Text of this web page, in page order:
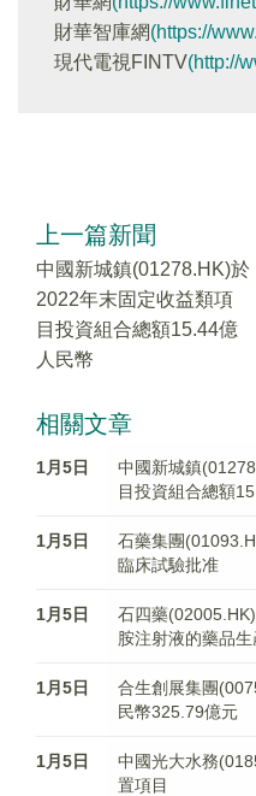
財華智庫網(https://
現代電視FINTV(http://
上一篇新聞
中國新城鎮(01278.HK)於
2022年末固定收益類項
目投資組合總額15.44億
人民幣
相關文章
1月5日
中國新城鎮
目投資組合總額
1月5日
石藥集團
臨床試驗批准
1月5日
石四藥
胺注射液的藥品
1月5日
合生創展集團
民幣325.79億元
1月5日
中國光大水務
置項目